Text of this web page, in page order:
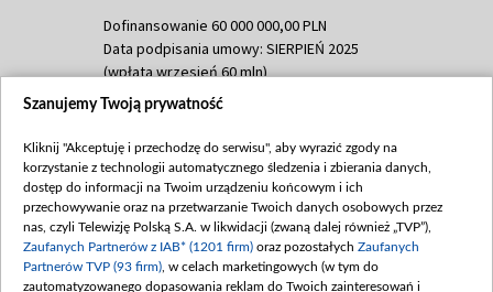
Dofinansowanie 60 000 000,00 PLN
Data podpisania umowy: SIERPIEŃ 2025
(wpłata wrzesień 60 mln)
Dofinansowanie 635 783 051,21 PLN
(wpłata wrzesień 100 mln, październik 350
mln, listopad 265 mln)
Dofinansowanie 48 862 000,00 PLN
Data podpisania umowy: GRUDZIEŃ 2025
(wpłata grudzień 60,548 mln)
Szanujemy Twoją prywatność
Kliknij "Akceptuję i przechodzę do serwisu", aby wyrazić zgody na
korzystanie z technologii automatycznego śledzenia i zbierania danych,
dostęp do informacji na Twoim urządzeniu końcowym i ich
przechowywanie oraz na przetwarzanie Twoich danych osobowych przez
nas, czyli Telewizję Polską S.A. w likwidacji (zwaną dalej również „TVP”),
Zaufanych Partnerów z IAB* (1201 firm) oraz pozostałych Zaufanych
Partnerów TVP (93 firm) , w celach marketingowych (w tym do
zautomatyzowanego dopasowania reklam do Twoich zainteresowań i